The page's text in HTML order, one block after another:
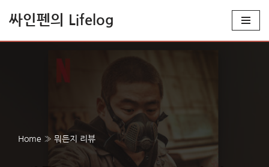
싸인펜의 Lifelog
Home » 뭐든지 리뷰